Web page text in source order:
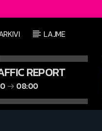
LAJME
REPORT
08:00